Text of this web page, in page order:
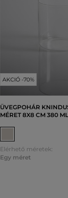
AKCIÓ -70%
ÜVEGPOHÁR
MÉRET 8X8 CM 380 ML
Elérhető méretek:
Egy méret